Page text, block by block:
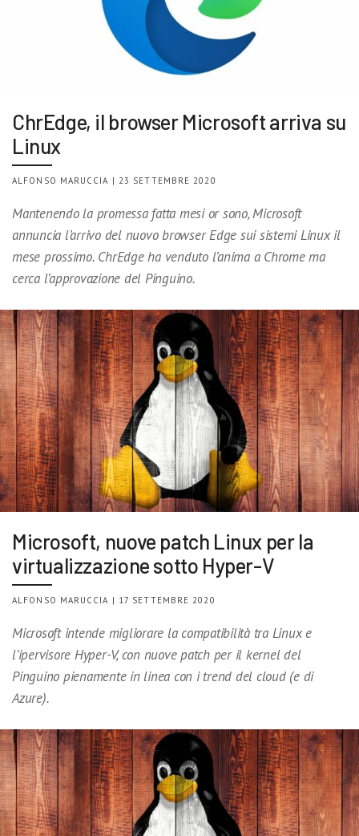
ChrEdge, il browser Microsoft arriva su
Linux
ALFONSO MARUCCIA | 23 SETTEMBRE 2020
Mantenendo la promessa fatta mesi or sono, Microsoft
annuncia l’arrivo del nuovo browser Edge sui sistemi Linux il
mese prossimo. ChrEdge ha venduto l’anima a Chrome ma
cerca l’approvazione del Pinguino.
Microsoft, nuove patch Linux per la
virtualizzazione sotto Hyper-V
ALFONSO MARUCCIA | 17 SETTEMBRE 2020
Microsoft intende migliorare la compatibilità tra Linux e
l’ipervisore Hyper-V, con nuove patch per il kernel del
Pinguino pienamente in linea con i trend del cloud (e di
Azure).